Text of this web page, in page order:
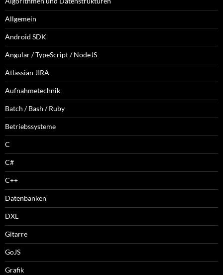
Allgemein
Android SDK
Angular / TypeScript / NodeJS
Atlassian JIRA
Aufnahmetechnik
Batch / Bash / Ruby
Betriebssysteme
C
C#
C++
Datenbanken
DXL
Gitarre
GoJS
Grafik